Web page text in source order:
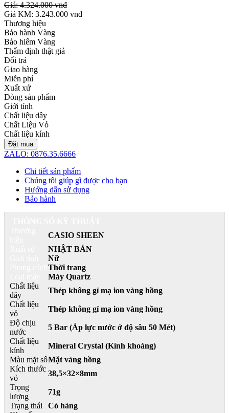
Giá:4.324.000 vnđ
Giá KM: 3.243.000 vnđ
Thương hiệu
Bảo hành Vàng
Bảo hiểm Vàng
Thẩm định thật giả
Đổi trả
Giao hàng
Miễn phí
Xuất xứ
Dòng sản phẩm
Giới tính
Chất liệu dây
Chất Liệu Vỏ
Chất liệu kính
Đặt mua
ZALO: 0876.35.6666
Chi tiết sản phẩm
Chúng tôi giúp gì được cho bạn
Hướng dẫn sử dụng
Bảo hành
CASIO SHEEN
NHẬT BẢN
Nữ
Thời trang
Máy Quartz
Chất liệu
dây
Thép không gỉ mạ ion vàng hồng
Chất liệu
vỏ
Thép không gỉmạ ion vàng hồng
Độ chịu
nước
5 Bar (Áp lực nước ở độ sâu 50 Mét)
Chất liệu
kính
Mineral Crystal (Kính khoáng)
Màu mặt sốMặt vàng hồng
Kích thước
vỏ
38,5×32×8mm
Trọng
lượng
71g
Trạng thái
Có hàng